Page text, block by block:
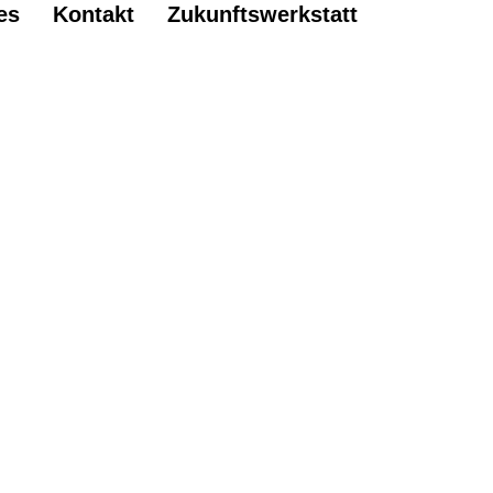
Kontakt Zukunftswerkstatt